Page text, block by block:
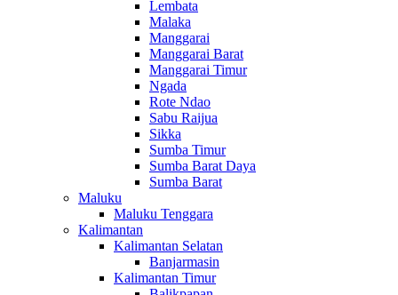
Lembata
Malaka
Manggarai
Manggarai Barat
Manggarai Timur
Ngada
Rote Ndao
Sabu Raijua
Sikka
Sumba Timur
Sumba Barat Daya
Sumba Barat
Maluku
Maluku Tenggara
Kalimantan
Kalimantan Selatan
Banjarmasin
Kalimantan Timur